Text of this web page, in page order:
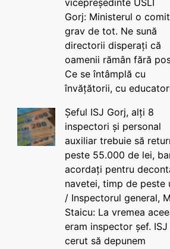
vicepreședinte USLI
Gorj: Ministerul o
grav de tot. Ne sună
directorii disperați că
oamenii rămân fără
Ce se întâmplă cu
învățătorii, cu
Șeful ISJ Gorj, alți 8
inspectori și personal
auxiliar trebuie să
peste 55.000 de lei,
acordați pentru
navetei, timp de peste
/ Inspectorul general,
Staicu: La vremea
eram inspector șef. ISJ
cerut să depunem